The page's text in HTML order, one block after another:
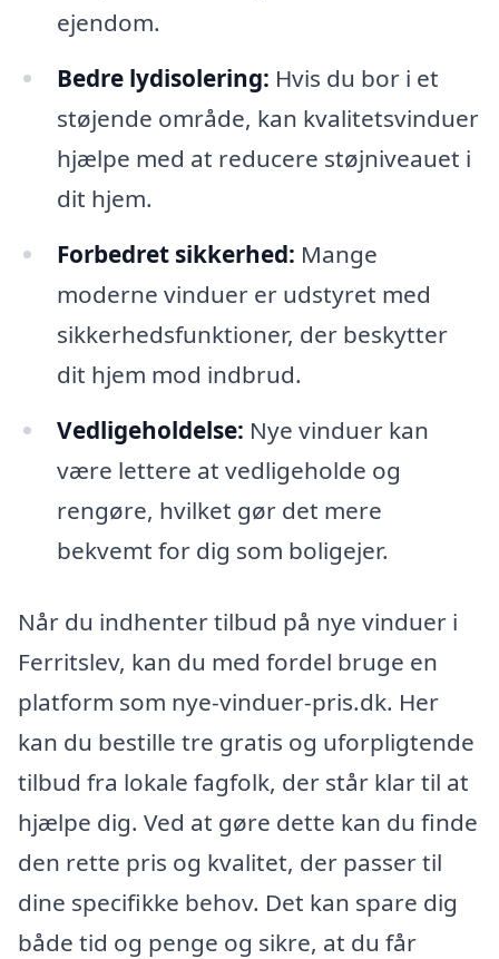
ejendom.
Bedre lydisolering: Hvis du bor i et
støjende område, kan kvalitetsvinduer
hjælpe med at reducere støjniveauet i
dit hjem.
Forbedret sikkerhed: Mange
moderne vinduer er udstyret med
sikkerhedsfunktioner, der beskytter
dit hjem mod indbrud.
Vedligeholdelse: Nye vinduer kan
være lettere at vedligeholde og
rengøre, hvilket gør det mere
bekvemt for dig som boligejer.
Når du indhenter tilbud på nye vinduer i
Ferritslev, kan du med fordel bruge en
platform som nye-vinduer-pris.dk. Her
kan du bestille tre gratis og uforpligtende
tilbud fra lokale fagfolk, der står klar til at
hjælpe dig. Ved at gøre dette kan du finde
den rette pris og kvalitet, der passer til
dine specifikke behov. Det kan spare dig
både tid og penge og sikre, at du får